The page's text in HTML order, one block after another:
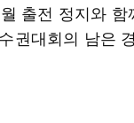
출전 정지와 함
권대회의 남은